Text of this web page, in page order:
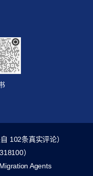
102条真实评论）
）
Agents